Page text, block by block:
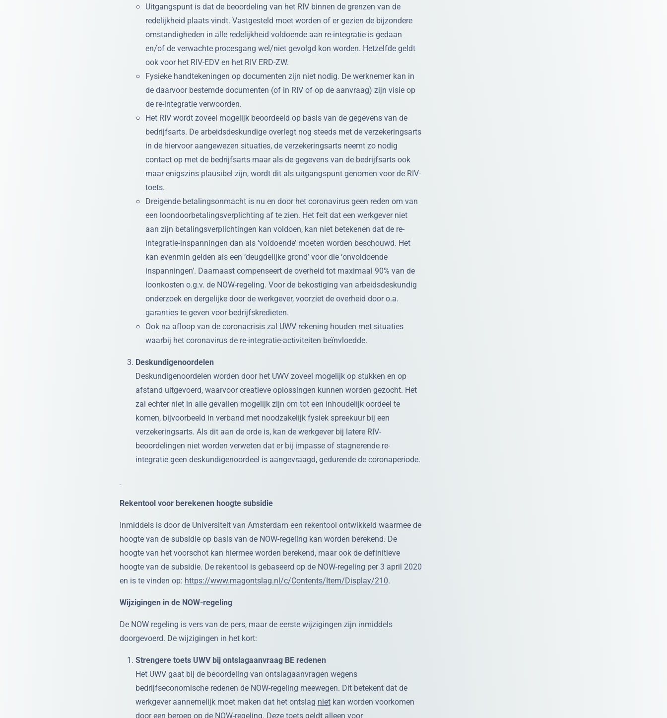
Uitgangspunt is dat de beoordeling van het RIV binnen de grenzen van de
redelijkheid plaats vindt. Vastgesteld moet worden of er gezien de bijzondere
omstandigheden in alle redelijkheid voldoende aan re-integratie is gedaan
en/of de verwachte procesgang wel/niet gevolgd kon worden. Hetzelfde geldt
ook voor het RIV-EDV en het RIV ERD-ZW.
Fysieke handtekeningen op documenten zijn niet nodig. De werknemer kan in
de daarvoor bestemde documenten (of in RIV of op de aanvraag) zijn visie op
de re-integratie verwoorden.
Het RIV wordt zoveel mogelijk beoordeeld op basis van de gegevens van de
bedrijfsarts. De arbeidsdeskundige overlegt nog steeds met de verzekeringsarts
in de hiervoor aangewezen situaties, de verzekeringsarts neemt zo nodig
contact op met de bedrijfsarts maar als de gegevens van de bedrijfsarts ook
maar enigszins plausibel zijn, wordt dit als uitgangspunt genomen voor de RIV-
toets.
Dreigende betalingsonmacht is nu en door het coronavirus geen reden om van
een loondoorbetalingsverplichting af te zien. Het feit dat een werkgever niet
aan zijn betalingsverplichtingen kan voldoen, kan niet betekenen dat de re-
integratie-inspanningen dan als ‘voldoende’ moeten worden beschouwd. Het
kan evenmin gelden als een ‘deugdelijke grond’ voor die ‘onvoldoende
inspanningen’. Daarnaast compenseert de overheid tot maximaal 90% van de
loonkosten o.g.v. de NOW-regeling. Voor de bekostiging van arbeidsdeskundig
onderzoek en dergelijke door de werkgever, voorziet de overheid door o.a.
garanties te geven voor bedrijfskredieten.
Ook na afloop van de coronacrisis zal UWV rekening houden met situaties
waarbij het coronavirus de re-integratie-activiteiten beïnvloedde.
Deskundigenoordelen
Deskundigenoordelen worden door het UWV zoveel mogelijk op stukken en op
afstand uitgevoerd, waarvoor creatieve oplossingen kunnen worden gezocht. Het
zal echter niet in alle gevallen mogelijk zijn om tot een inhoudelijk oordeel te
komen, bijvoorbeeld in verband met noodzakelijk fysiek spreekuur bij een
verzekeringsarts. Als dit aan de orde is, kan de werkgever bij latere RIV-
beoordelingen niet worden verweten dat er bij impasse of stagnerende re-
integratie geen deskundigenoordeel is aangevraagd, gedurende de coronaperiode.
Rekentool voor berekenen hoogte subsidie
Inmiddels is door de Universiteit van Amsterdam een rekentool ontwikkeld waarmee de
hoogte van de subsidie op basis van de NOW-regeling kan worden berekend. De
hoogte van het voorschot kan hiermee worden berekend, maar ook de definitieve
hoogte van de subsidie. De rekentool is gebaseerd op de NOW-regeling per 3 april 2020
en is te vinden op: https://www.magontslag.nl/c/Contents/Item/Display/210.
Wijzigingen in de NOW-regeling
De NOW regeling is vers van de pers, maar de eerste wijzigingen zijn inmiddels
doorgevoerd. De wijzigingen in het kort:
Strengere toets UWV bij ontslagaanvraag BE redenen
Het UWV gaat bij de beoordeling van ontslagaanvragen wegens
bedrijfseconomische redenen de NOW-regeling meewegen. Dit betekent dat de
werkgever aannemelijk moet maken dat het ontslag nietkan worden voorkomen
door een beroep op de NOW-regeling. Deze toets geldt alleen voor